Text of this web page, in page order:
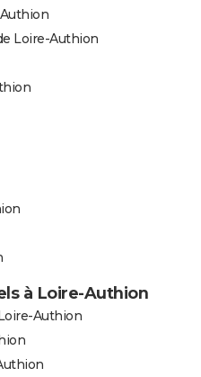
Loire-Authion
à Loire-Authion
Authion